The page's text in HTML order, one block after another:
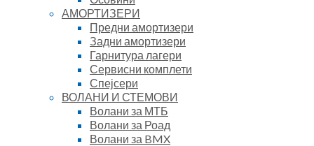
АМОРТИЗЕРИ
Предни амортизери
Задни амортизери
Гарнитура лагери
Сервисни комплети
Спејсери
ВОЛАНИ И СТЕМОВИ
Волани за МТБ
Волани за Роад
Волани за BMX